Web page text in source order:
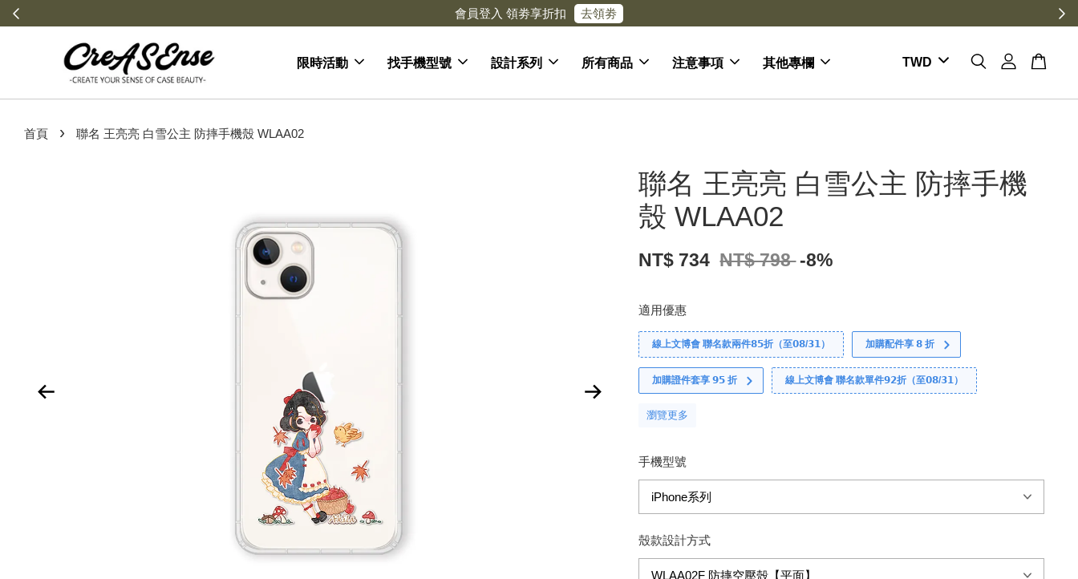
會員登入 領劵享折扣 去領劵
限時活動 找手機型號 設計系列 所有商品 注意事項 其他專欄
首頁 › 聯名 王亮亮 白雪公主 防摔手機殼 WLAA02
聯名 王亮亮 白雪公主 防摔手機
殼 WLAA02
NT$ 734 NT$ 798 -8%
適用優惠
線上文博會 聯名款兩件𝟴𝟱折（至𝟬𝟴/𝟯𝟭） 加購配件享 𝟴 折
加購證件套享 𝟵𝟱 折 線上文博會 聯名款單件𝟵𝟮折（至𝟬𝟴/𝟯𝟭）
瀏覽更多
手機型號
殼款設計方式